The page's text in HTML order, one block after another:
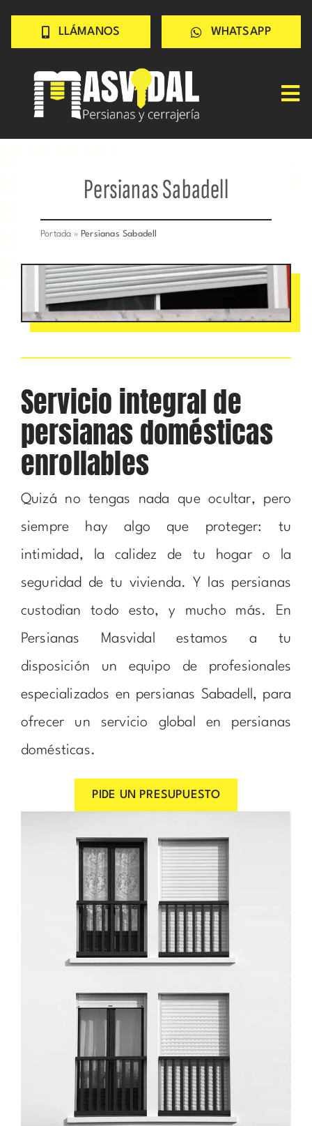
Saltar
contenido
LLÁMANOS WHATSAPP
Inicio
TRABAJOS
CONÓCENOS
Contacto rápido
Persianas Sabadell
Portada » Persianas Sabadell
Servicio integral de
persianas domésticas
enrollables
Quizá no tengas nada que ocultar, pero
siempre hay algo que proteger: tu
intimidad, la calidez de tu hogar o la
seguridad de tu vivienda. Y las persianas
custodian todo esto, y mucho más. En
Persianas Masvidal estamos a tu
disposición un equipo de profesionales
especializados en persianas Sabadell, para
ofrecer un servicio global en persianas
domésticas.
PIDE UN PRESUPUESTO